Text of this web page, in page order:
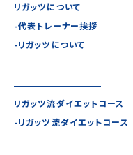
リガッツについて
-代表トレーナー挨拶
-リガッツについて
リガッツ流ダイエットコース
-リガッツ流ダイエットコース